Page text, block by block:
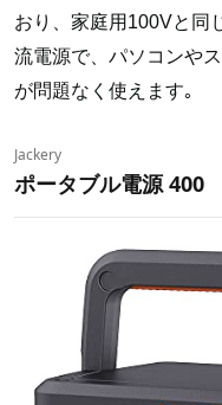
おり、家庭用100Vと同
流電源で、パソコンや
が問題なく使えます｡
‎Jackery
ポータブル電源 400